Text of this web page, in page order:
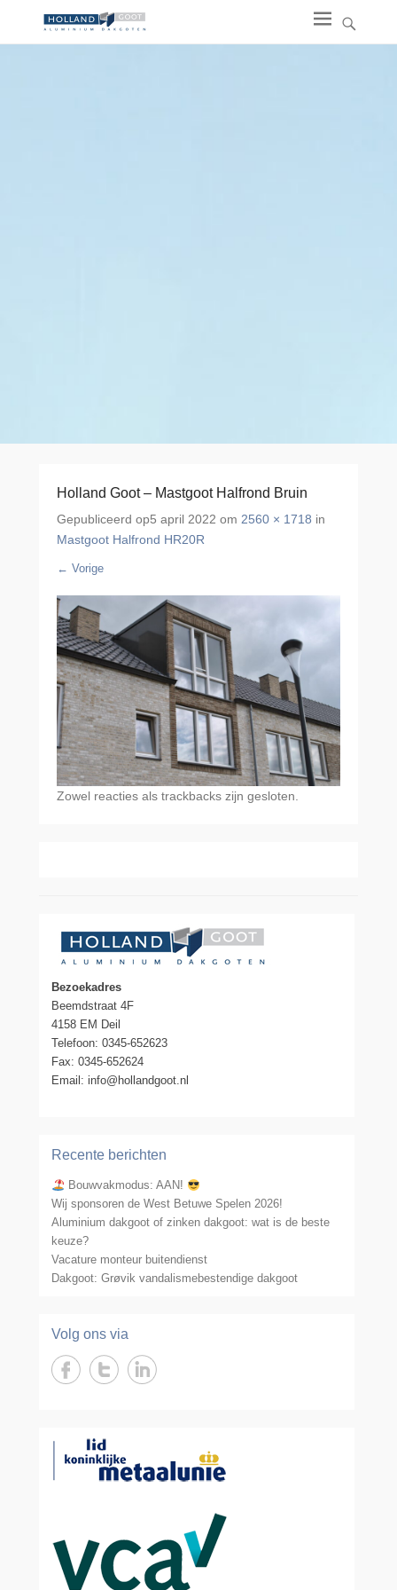
Holland Goot – Mastgoot Halfrond Bruin
Gepubliceerd op5 april 2022 om 2560 × 1718 in
Mastgoot Halfrond HR20R
← Vorige
Zowel reacties als trackbacks zijn gesloten.
Bezoekadres
Beemdstraat 4F
4158 EM Deil
Telefoon: 0345-652623
Fax: 0345-652624
Email: info@hollandgoot.nl
Recente berichten
Bouwvakmodus: AAN!
Wij sponsoren de West Betuwe Spelen 2026!
Aluminium dakgoot of zinken dakgoot: wat is de beste
keuze?
Vacature monteur buitendienst
Dakgoot: Grøvik vandalismebestendige dakgoot
Volg ons via